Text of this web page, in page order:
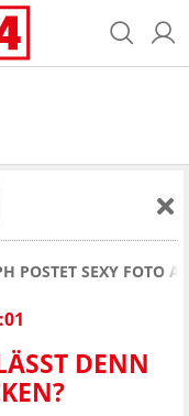
POSTET SEXY FOTO
DENN H